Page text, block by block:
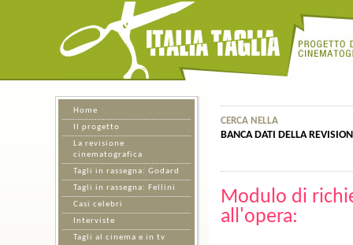
CERCA NELLA
BANCA DATI DELLA
Modulo di
all'opera:
Home
Il progetto
La revisione
cinematografica
Tagli in rassegna: Godard
Tagli in rassegna: Fellini
Casi celebri
Interviste
Tagli al cinema e in tv